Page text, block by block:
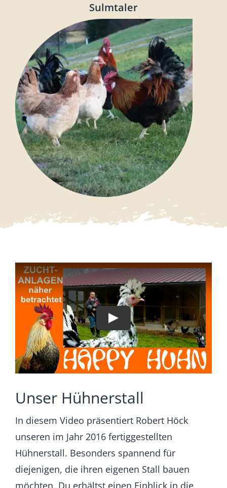
Sulmtaler
Unser Hühnerstall
In diesem Video präsentiert Robert Höck
unseren im Jahr 2016 fertiggestellten
Hühnerstall. Besonders spannend für
diejenigen, die ihren eigenen Stall bauen